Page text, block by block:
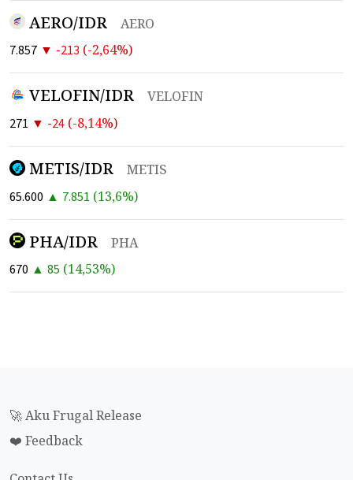
AERO/IDR
AERO
7.857 ▼ -213 (-2,64%)
VELOFIN/IDR
VELOFIN
271 ▼ -24 (-8,14%)
METIS/IDR
METIS
65.600 ▲ 7.851 (13,6%)
PHA/IDR
PHA
670 ▲ 85 (14,53%)
🚀 Aku Frugal Release
❤️ Feedback